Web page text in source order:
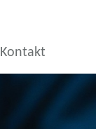
Kontakt